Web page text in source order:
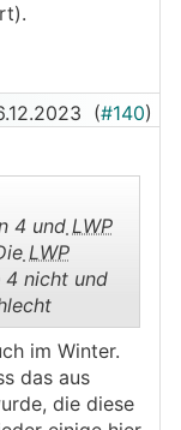
dann
überlegt,
soll. Was
ist
die
die
auch sind)
Da
empfinde
als
(#140)
4 und LWP
LWP
4 nicht und
im Winter.
das aus
die diese